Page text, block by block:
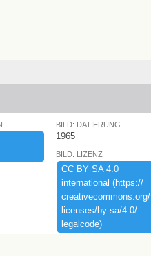
BILD: DATIERUNG
1965
BILD: LIZENZ
CC ​BY ​SA ​4.​0 ​
international ​(​https:​/​/​
creativecommons.​org/​
licenses/​by-​sa/​4.​0/​
legalcode)​